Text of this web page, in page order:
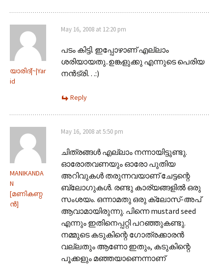
യാരിദ്‌|~|Yar
id
May 16, 2008 at 12:20 pm
പടം കിട്ടി. ഇപ്പോഴാണ് എല്ലാം
ശരിയായതു..ഉങ്കളുക്കു എന്നുടെ പെരിയ
നന്‍‌ട്രി…:)
Reply
MANIKANDA
N
[മണികണ്ഠ
ന്‍]
May 16, 2008 at 5:50 pm
ചിത്രങ്ങള്‍‌ എല്ലാം നന്നായിട്ടുണ്ടു.
ഓരോതവണയും ഓരോ പുതിയ
അറിവുകള്‍‌ തരുന്നവയാണ്‌ ചേട്ടന്റെ
ബ്ലോഗുകള്‍‌. രണ്ടു കാര്യങ്ങളില്‍‌ ഒരു
സംശയം. ഒന്നാമതു ഒരു ക്ലോസ്-അപ്
ആവാമായിരുന്നു. പിന്നെ mustard seed
എന്നും ഇതിനെപ്പറ്റി പറഞ്ഞുകണ്ടു.
നമ്മുടെ കടുകിന്റെ ഗോത്രക്കാരന്‍‌
വല്ലതും ആണോ ഇതും, കടുകിന്റെ
പൂക്കളും മഞ്ഞയാണെന്നാണ്